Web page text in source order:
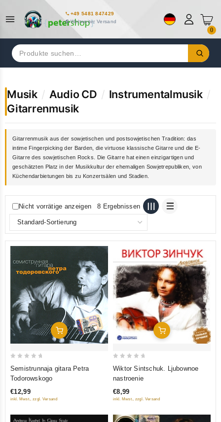
+49 5481 847429
Weltweiter Versand
0
Suchen
nach:
Musik / Audio CD / Instrumentalmusik /
Gitarrenmusik
Gitarrenmusik aus der sowjetischen und postsowjetischen Tradition: das
intime Fingerpicking der Barden, die virtuose klassische Gitarre und die E-
Gitarre des sowjetischen Rocks. Die Gitarre hat einen einzigartigen und
geschätzten Platz in der Musikkultur der ehemaligen Sowjetrepubliken, von
Küchendarbietungen bis zu Konzertsälen und Stadien.
Nicht vorrätige anzeigen 8 Ergebnissen
In Den Warenkorb
5
Semistrunnaja gitara Petra
Todorowskogo
€12,99
inkl. Mwst., zzgl. Versand
In Den Warenkorb
5
Wiktor Sintschuk. Ljubownoe
nastroenie
€8,99
inkl. Mwst., zzgl. Versand